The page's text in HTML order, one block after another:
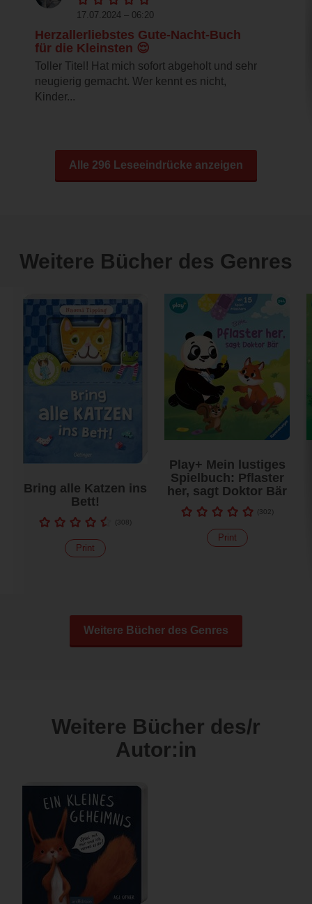
17.07.2024 – 06:20
Herzallerliebstes Gute-Nacht-Buch
für die Kleinsten 😌
Toller Titel! Hat mich sofort abgeholt und sehr
neugierig gemacht. Wer kennt es nicht,
Kinder...
Alle 296 Leseeindrücke anzeigen
Weitere Bücher des Genres
Bring alle Katzen ins
Bett!
(308)
Print
Play+ Mein lustiges
Spielbuch: Pflaster
her, sagt Doktor Bär
(302)
Print
Weitere Bücher des Genres
Weitere Bücher des/r
Autor:in